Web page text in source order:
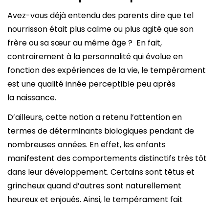
Avez-vous déjà entendu des parents dire que tel
nourrisson était plus calme ou plus agité que son
frère ou sa sœur au même âge ? En fait,
contrairement à la personnalité qui évolue en
fonction des expériences de la vie, le tempérament
est une qualité innée perceptible peu après
la naissance.
D’ailleurs, cette notion a retenu l’attention en
termes de déterminants biologiques pendant de
nombreuses années. En effet, les enfants
manifestent des comportements distinctifs très tôt
dans leur développement. Certains sont têtus et
grincheux quand d’autres sont naturellement
heureux et enjoués. Ainsi, le tempérament fait